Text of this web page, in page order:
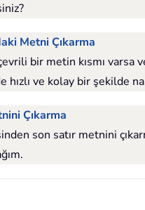
Metni Çıkarma
bir metin kısmı
hızlı ve kolay bir şekilde
Çıkarma
son satır metnini